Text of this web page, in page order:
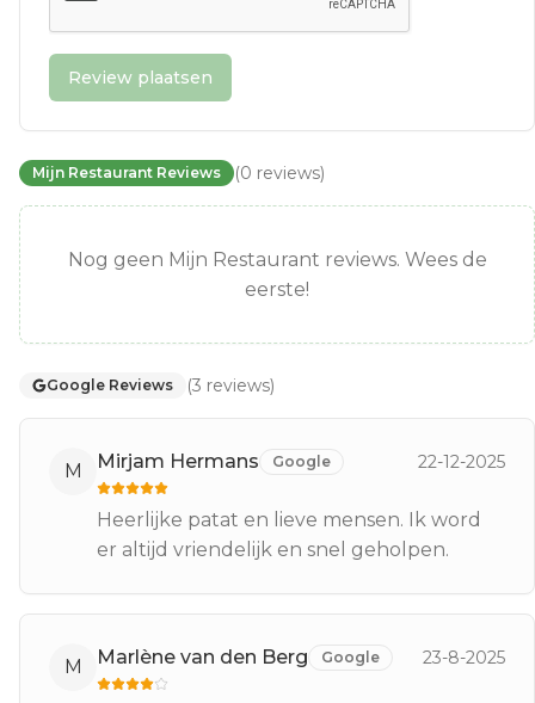
Review plaatsen
Mijn Restaurant Reviews (0 reviews)
Nog geen Mijn Restaurant reviews. Wees de
eerste!
Google Reviews (3 reviews)
M Mirjam Hermans Google 22-12-2025
Heerlijke patat en lieve mensen. Ik word
er altijd vriendelijk en snel geholpen.
M Marlène van den Berg Google 23-8-2025